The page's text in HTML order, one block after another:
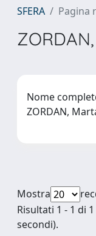
SFERA Pagina
Nome
ZORDAN,
Mostra
Risultati 1 - 1 di
secondi).